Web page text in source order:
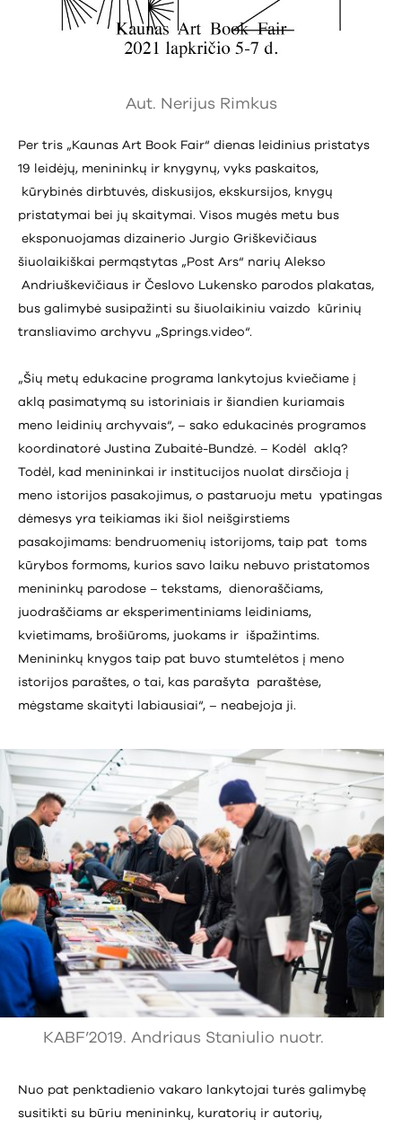
Aut. Nerijus Rimkus
Per tris „Kaunas Art Book Fair“ dienas leidinius pristatys
19 leidėjų, menininkų ir knygynų, vyks paskaitos,
kūrybinės dirbtuvės, diskusijos, ekskursijos, knygų
pristatymai bei jų skaitymai. Visos mugės metu bus
eksponuojamas dizainerio Jurgio Griškevičiaus
šiuolaikiškai permąstytas „Post Ars“ narių Alekso
Andriuškevičiaus ir Česlovo Lukensko parodos plakatas,
bus galimybė susipažinti su šiuolaikiniu vaizdo kūrinių
transliavimo archyvu „Springs.video“.
„Šių metų edukacine programa lankytojus kviečiame į
aklą pasimatymą su istoriniais ir šiandien kuriamais
meno leidinių archyvais“, – sako edukacinės programos
koordinatorė Justina Zubaitė-Bundzė. – Kodėl aklą?
Todėl, kad menininkai ir institucijos nuolat dirsčioja į
meno istorijos pasakojimus, o pastaruoju metu ypatingas
dėmesys yra teikiamas iki šiol neišgirstiems
pasakojimams: bendruomenių istorijoms, taip pat toms
kūrybos formoms, kurios savo laiku nebuvo pristatomos
menininkų parodose – tekstams, dienoraščiams,
juodraščiams ar eksperimentiniams leidiniams,
kvietimams, brošiūroms, juokams ir išpažintims.
Menininkų knygos taip pat buvo stumtelėtos į meno
istorijos paraštes, o tai, kas parašyta paraštėse,
mėgstame skaityti labiausiai“, – neabejoja ji.
KABF’2019. Andriaus Staniulio nuotr.
Nuo pat penktadienio vakaro lankytojai turės galimybę
susitikti su būriu menininkų, kuratorių ir autorių,